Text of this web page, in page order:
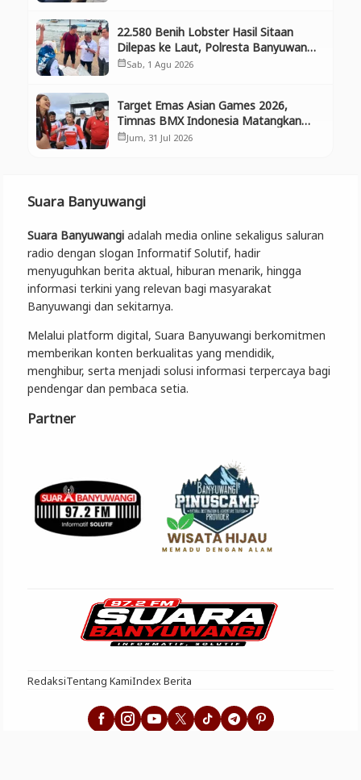
22.580 Benih Lobster Hasil Sitaan
Dilepas ke Laut, Polresta Banyuwangi
Selamatkan Aset Negara dan
Ekosistem
calendar_monthSab, 1 Agu 2026
Target Emas Asian Games 2026,
Timnas BMX Indonesia Matangkan
Persiapan di Banyuwangi
calendar_monthJum, 31 Jul 2026
Suara Banyuwangi
Suara Banyuwangiadalah media online sekaligus saluran
radio dengan slogan Informatif Solutif, hadir
menyuguhkan berita aktual, hiburan menarik, hingga
informasi terkini yang relevan bagi masyarakat
Banyuwangi dan sekitarnya.
Melalui platform digital, Suara Banyuwangi berkomitmen
memberikan konten berkualitas yang mendidik,
menghibur, serta menjadi solusi informasi terpercaya bagi
pendengar dan pembaca setia.
Partner
RedaksiTentang KamiIndex Berita